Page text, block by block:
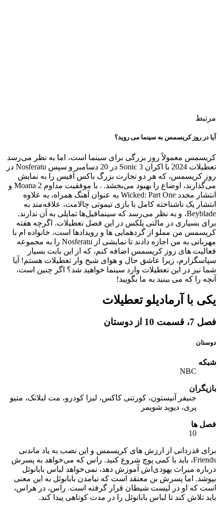
مرتبط
آیا در روز کریسمس به سینما می روید؟
کریسمس معمولاً روز بزرگی برای سینما است، اما به نظر می‌رسد
تعطیلات 2024 با اکران Sonic 3 در 20 دسامبر و سپس Nosferatu در
روز کریسمس، که هر دو تجارت بزرگ باکس آفیس را به نمایش
می‌گذارند، اوضاع را بهبود می‌بخشد. . با موفقیت مداوم Moana 2 و
انتشار مجدد Wicked: Part One به عنوان آهنگ همراه، به علاوه
انتشار یک ناشناخته کامل با بازی تیموتی چالامت، علاقه‌مند به
Beyblade، و به نظر می‌رسد که سینمافیل‌ها تمایلی به آن ندارند.
برای بسیاری در مالتی پلکس در این فصل تعطیلات. اگرچه هفته
کریسمس من مملو از گردهمایی ها و رویدادها است، خانواده ام با
مهربانی به من اجازه دادند تا نمایشی از Nosferatu را به مجموعه
فعالیت های روز کریسمس اضافه کنم، که از این بابت بسیار
سپاسگزارم، زیرا عاشق حال و هوای شبح وار تعطیلات هستم! آیا
شما نیز در این تعطیلات وارد سینما خواهید شد؟ اگر چنین است،
آنچه را که می بینید به ما بگویید!
یکی با آرمادیلو تعطیلات
فصل 7، قسمت 10 از دوستان
دوستان
شبکه
NBC
بازیگران
جنیفر آنیستون، کورتنی کاکس، لیزا کودرو، مت لبلانک، متیو
پری، دیوید شویمر
فصل ها
10
برای قدردانی از ارزش های کریسمس و این نصب به یاد ماندنی
Friends، باید با کمی پوچ شروع کنید. راس که می‌خواهد به پسرش
درباره میراث یهودی‌اش آموزش دهد، نمی‌خواهد لباس بابانوئل
بپوشد. اما پسرش بن معتقد است که نیامدن بابانوئل به این معنی
است که او در لیست شیطان قرار گرفته است. راس، در هراس،
باید تلاش کند تا لباس بابانوئل را در مدت کوتاهی پیدا کند.